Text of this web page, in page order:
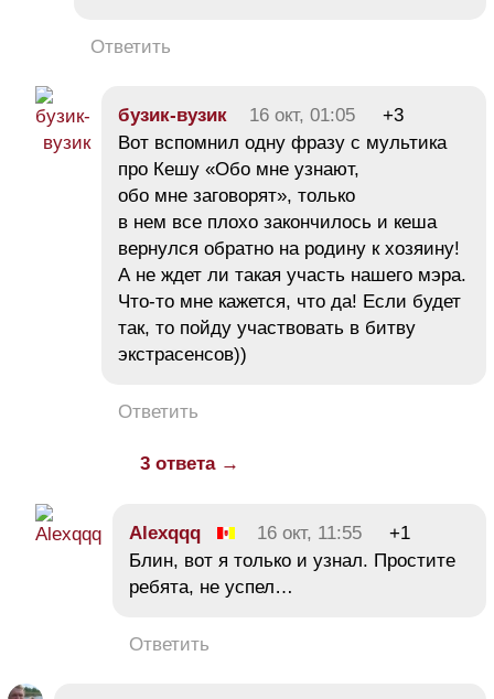
Ответить
бузик-вузик 16 окт, 01:05
+3
Вот вспомнил одну фразу с мультика
про Кешу «Обо мне узнают,
обо мне заговорят», только
в нем все плохо закончилось и кеша
вернулся обратно на родину к хозяину!
А не ждет ли такая участь нашего мэра.
Что-то мне кажется, что да! Если будет
так, то пойду участвовать в битву
экстрасенсов))
Ответить
3 ответа →
Alexqqq 16 окт, 11:55
+1
Блин, вот я только и узнал. Простите
ребята, не успел…
Ответить